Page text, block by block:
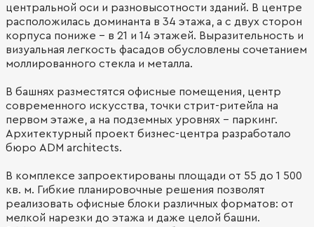
центральной оси и разновысотности зданий. В центре
расположилась доминанта в 34 этажа, а с двух сторон
корпуса пониже – в 21 и 14 этажей. Выразительность и
визуальная легкость фасадов обусловлены сочетанием
моллированного стекла и металла.
В башнях разместятся офисные помещения, центр
современного искусства, точки стрит-ритейла на
первом этаже, а на подземных уровнях – паркинг.
Архитектурный проект бизнес-центра разработало
бюро ADM architects.
В комплексе запроектированы площади от 55 до 1 500
кв. м. Гибкие планировочные решения позволят
реализовать офисные блоки различных форматов: от
мелкой нарезки до этажа и даже целой башни.